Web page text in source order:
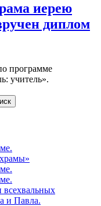
иерею
диплом
программе
учитель».
всехвальных
и Павла.